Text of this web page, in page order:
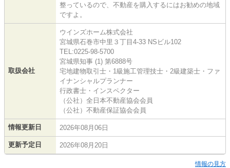
整っているので、不動産を購入するにはお勧めの地域
ですよ。
取扱会社
ウインズホーム株式会社
宮城県石巻市中里３丁目4-33 NSビル102
TEL:0225-98-5700
宮城県知事 (1) 第6888号
宅地建物取引士・1級施工管理技士・2級建築士・ファ
イナンシャルプランナー
行政書士・インスペクター
（公社）全日本不動産協会会員
（公社）不動産保証協会会員
情報更新日 2026年08月06日
更新予定日 2026年08月20日
情報の見方